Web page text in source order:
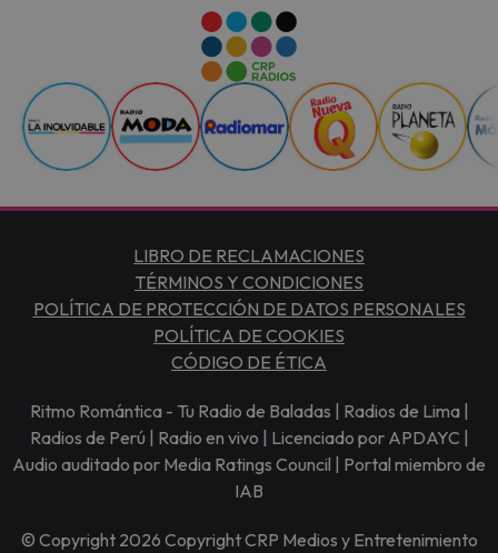
LIBRO DE RECLAMACIONES
TÉRMINOS Y CONDICIONES
POLÍTICA DE PROTECCIÓN DE DATOS PERSONALES
POLÍTICA DE COOKIES
CÓDIGO DE ÉTICA
Ritmo Romántica - Tu Radio de Baladas | Radios de Lima |
Radios de Perú | Radio en vivo | Licenciado por APDAYC |
Audio auditado por Media Ratings Council | Portal miembro de
IAB
© Copyright 2026 Copyright CRP Medios y Entretenimiento